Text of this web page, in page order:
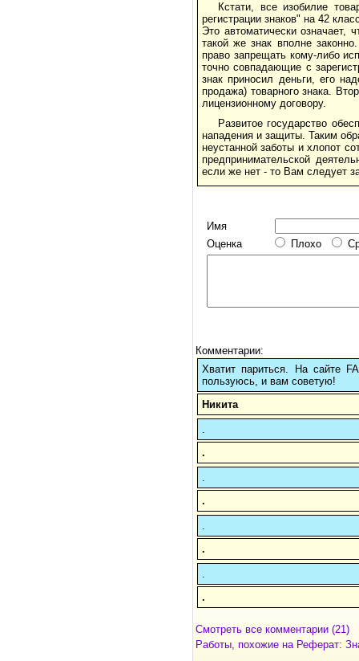
Кстати, все изобилие
регистрации знаков" на 42
Это автоматически
такой же знак вполне
право запрещать кому-либо
точно совпадающие с
знак приносил деньги, его
продажа) товарного знака.
лицензионному договору.
Развитое государство
нападения и защиты. Таким
неустанной заботы и хлопот
предпринимательской
если же нет - то Вам следует
Имя
Оценка
Плохо
Комментарии:
Хватит париться. На сайте
пользуюсь, и вам советую!
Никита
.
.
.
.
Смотреть все комментарии (21)
Работы, похожие на Реферат: